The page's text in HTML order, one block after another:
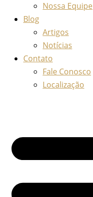
Nossa Equipe
Blog
Artigos
Notícias
Contato
Fale Conosco
Localização